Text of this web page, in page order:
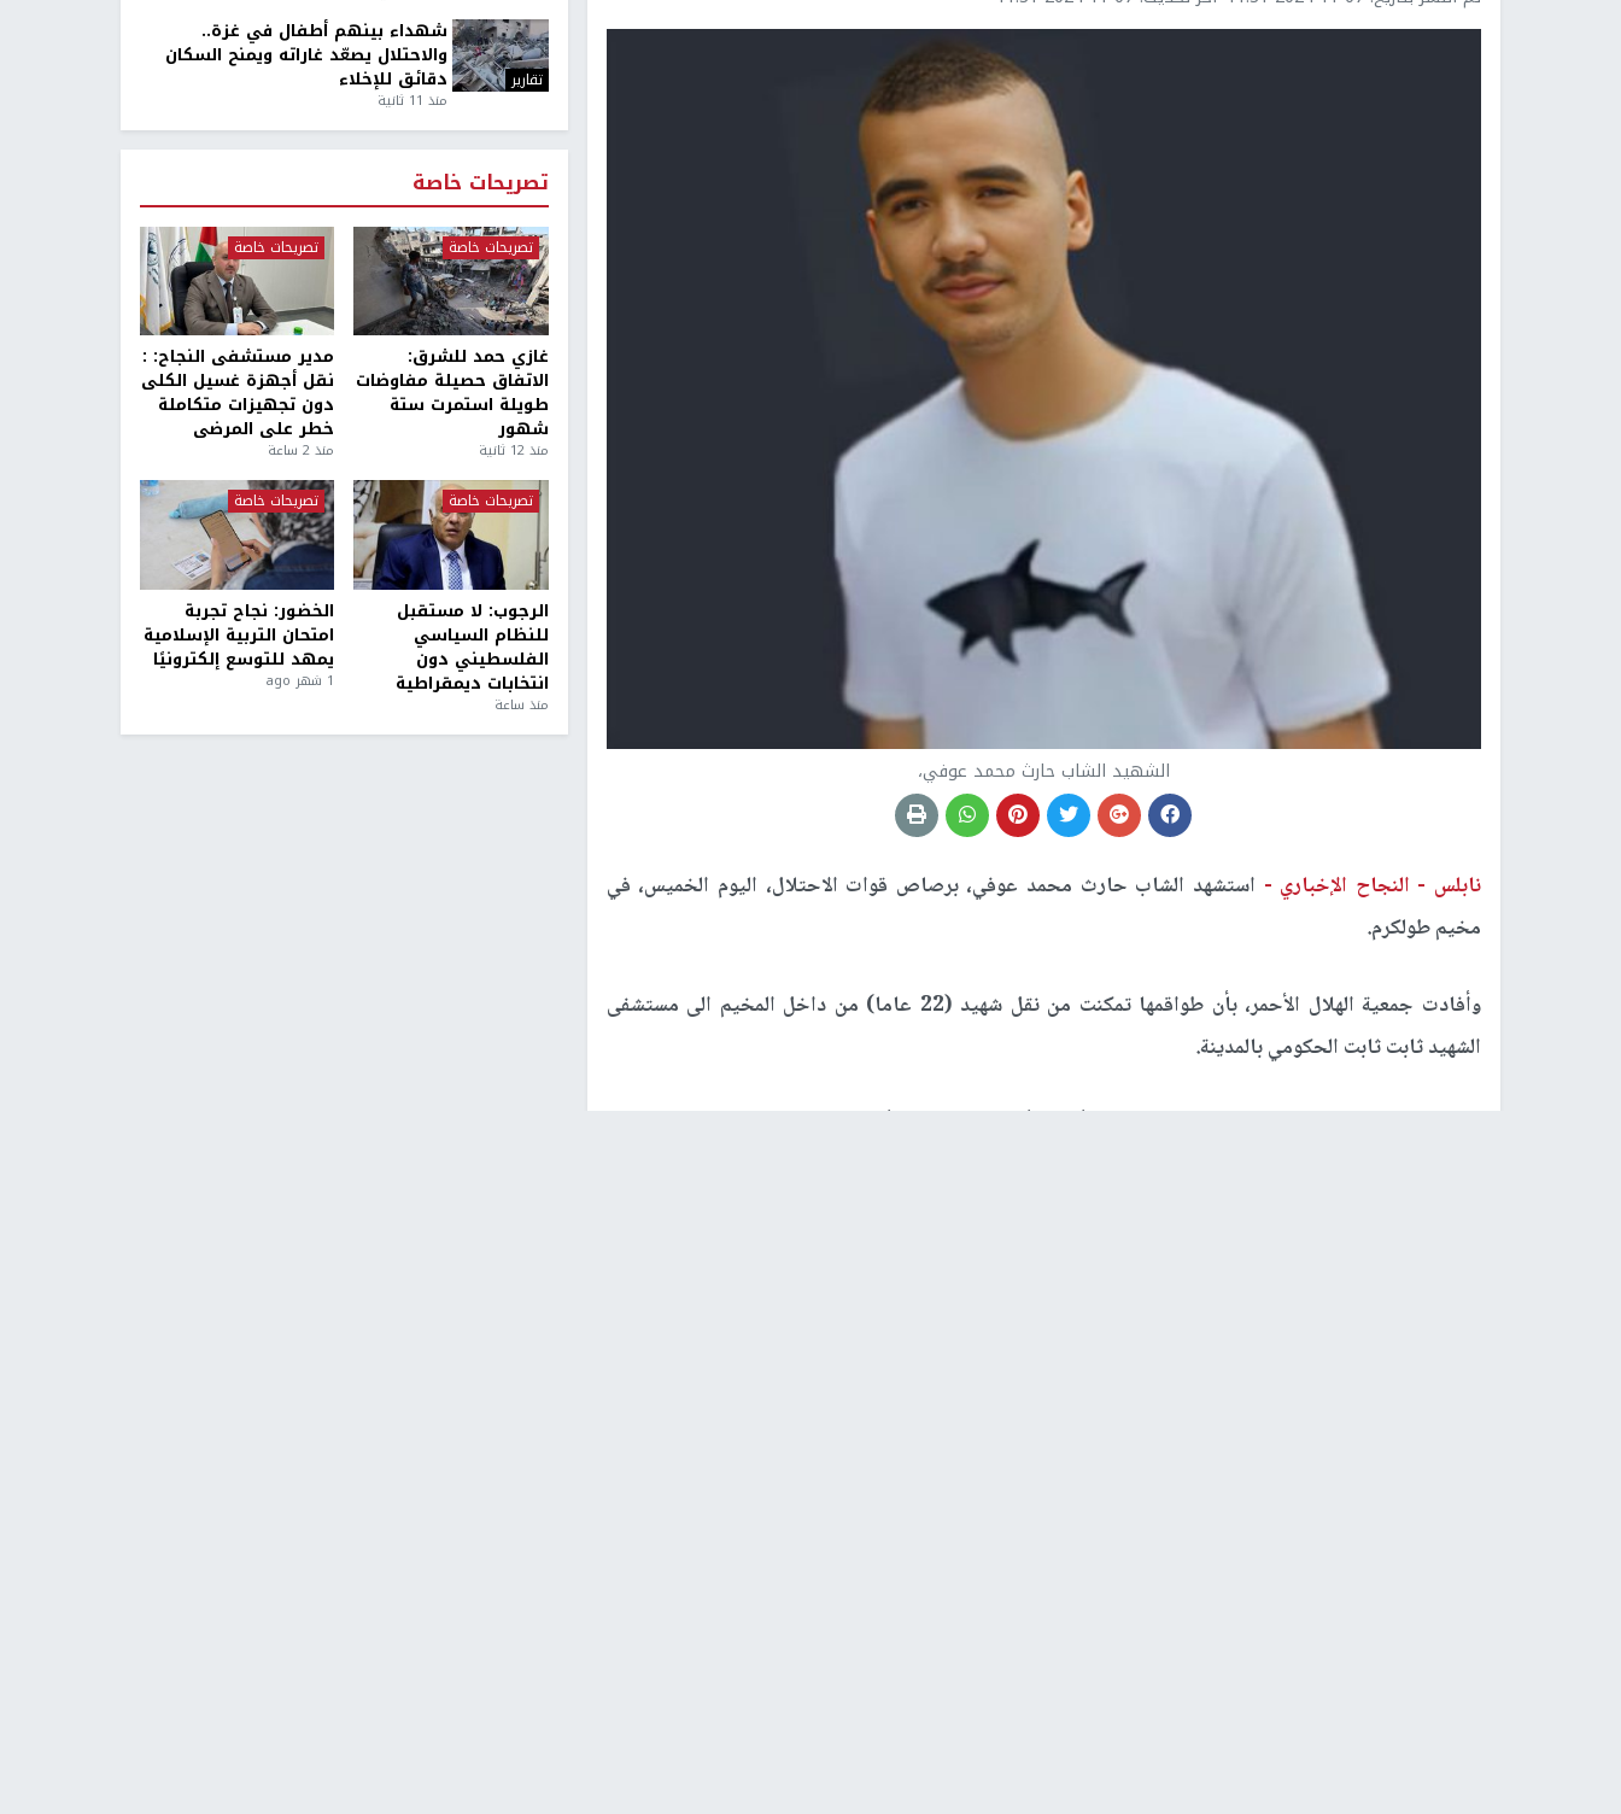
الشهيد الشاب حارث محمد عوفي،
نابلس - النجاح الإخباري - استشهد الشاب حارث محمد عوفي، برصاص قوات الاحتلال، اليوم الخميس، في
مخيم طولكرم.
وأفادت جمعية الهلال الأحمر، بأن طواقمها تمكنت من نقل شهيد (22 عاما) من داخل المخيم الى مستشفى
الشهيد ثابت ثابت الحكومي بالمدينة.
تقارير
شهداء بينهم أطفال في غزة..
والاحتلال يصعّد غاراته ويمنح السكان
دقائق للإخلاء
منذ 11 ثانية
تصريحات خاصة
تصريحات خاصة
غازي حمد للشرق:
الاتفاق حصيلة مفاوضات
طويلة استمرت ستة
شهور
منذ 12 ثانية
تصريحات خاصة
مدير مستشفى النجاح: :
نقل أجهزة غسيل الكلى
دون تجهيزات متكاملة
خطر على المرضى
منذ 2 ساعة
تصريحات خاصة
الرجوب: لا مستقبل
للنظام السياسي
الفلسطيني دون
انتخابات ديمقراطية
منذ ساعة
تصريحات خاصة
الخضور: نجاح تجربة
امتحان التربية الإسلامية
يمهد للتوسع إلكترونيًا
1 شهر ago